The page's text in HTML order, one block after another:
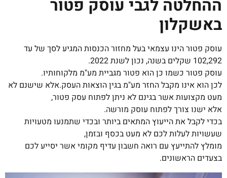
ההחלטה לגבי עוסק פטור
באשקלון
עוסק פטור הינו עצמאי בעל מחזור הכנסות המגיע לסך של עד
102,292 שקלים בשנה, נכון לשנת 2022.
עוסק פטור כשמו כן הוא פטור מגביית מע"מ מלקוחותיו.
לכן הוא אינו מקבל החזר מע"מ בגין הוצאות העסק.אלא שישנם לא
מעט מקצועות אשר בגינם לא ניתן לפתוח עסק פטור,
אלא ישנו צורך לפתוח עוסק מורשה.
בכדי לקבל את הייעוץ המתאים ביותר ובכדי שתמנעו מטעויות
שעשויות לעלות לכם לא מעט בכסף ובזמן,
מומלץ להתייעץ עם רואה חשבון עדיף מקומי אשר יסייע לכם
בצעדים הראשונים.